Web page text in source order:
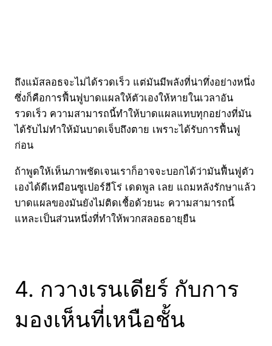
ถึงแม้สลอธจะไม่ได้รวดเร็ว แต่มันมีพลังที่น่าทึ่งอย่างหนึ่ง
ซึ่งก็คือการฟื้นฟูบาดแผลให้ตัวเองให้หายในเวลาอัน
รวดเร็ว ความสามารถนี้ทำให้บาดแผลแทบทุกอย่างที่มัน
ได้รับไม่ทำให้มันบาดเจ็บถึงตาย เพราะได้รับการฟื้นฟู
ก่อน
ถ้าพูดให้เห็นภาพชัดเจนเราก็อาจจะบอกได้ว่ามันฟื้นฟูตัว
เองได้ดีเหมือนซูเปอร์ฮีโร่ เดดพูล เลย แถมหลังรักษาแล้ว
บาดแผลของมันยังไม่ติดเชื้อด้วยนะ ความสามารถนี้
แหละเป็นส่วนหนึ่งที่ทำให้พวกสลอธอายุยืน
4. กวางเรนเดียร์ กับการ
มองเห็นที่เหนือชั้น